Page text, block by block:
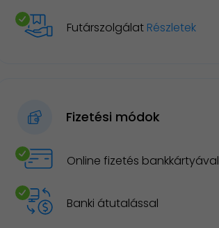
Futárszolgálat Részletek
Fizetési módok
Online fizetés bankkártyával
Banki átutalással